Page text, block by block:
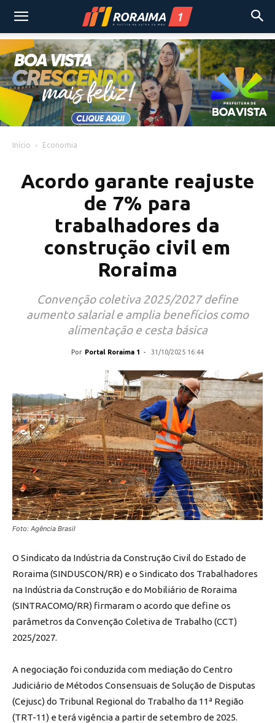
Início Economia
Acordo garante reajuste
de 7% para
trabalhadores da
construção civil em
Roraima
Convenção coletiva 2025/2027 define
aumento salarial e amplia benefícios como
alimentação e cesta básica
Por Portal Roraima 1 - 31/10/2025 16:44
Foto: Agência Brasil
O Sindicato da Indústria da Construção Civil do Estado de
Roraima (SINDUSCON/RR) e o Sindicato dos Trabalhadores
na Indústria da Construção e do Mobiliário de Roraima
(SINTRACOMO/RR) firmaram o acordo que define os
parâmetros da Convenção Coletiva de Trabalho (CCT)
2025/2027.
A negociação foi conduzida com mediação do Centro
Judiciário de Métodos Consensuais de Solução de Disputas
(Cejusc) do Tribunal Regional do Trabalho da 11ª Região
(TRT-11) e terá vigência a partir de setembro de 2025.